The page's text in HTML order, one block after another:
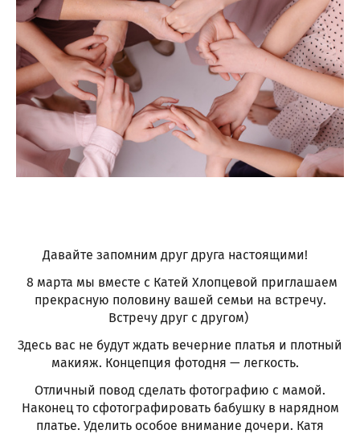
Давайте запомним друг друга настоящими!
8 марта мы вместе с Катей Хлопцевой приглашаем
прекрасную половину вашей семьи на встречу.
Встречу друг с другом)
Здесь вас не будут ждать вечерние платья и плотный
макияж. Концепция фотодня — легкость.
Отличный повод сделать фотографию с мамой.
Наконец то сфотографировать бабушку в нарядном
платье. Уделить особое внимание дочери. Катя